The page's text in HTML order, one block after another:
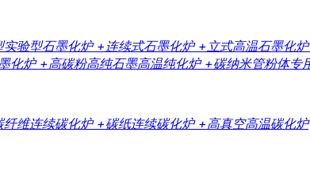
实验型石墨化炉 +连续式石墨化炉 +立式高温石墨化炉
化炉 +高碳粉高纯石墨高温纯化炉 +碳纳米管粉体专
纤维连续碳化炉 +碳纸连续碳化炉 +高真空高温碳化炉